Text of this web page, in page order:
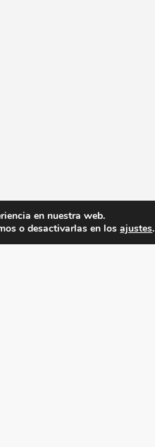
en nuestra web.
o desactivarlas en losajustes.